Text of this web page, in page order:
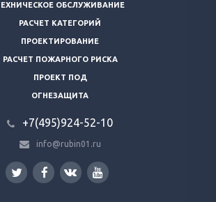
ОБСЛУЖИВАНИЕ
РАСЧЕТ КАТЕГОРИЙ
ПРОЕКТИРОВАНИЕ
РАСЧЕТ ПОЖАРНОГО РИСКА
ПРОЕКТ ПОД
ОГНЕЗАЩИТА
+7(495)924-52-10
info@rubin01.ru